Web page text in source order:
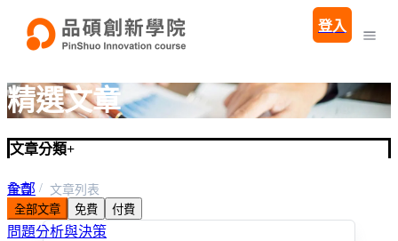
登入
精選文章
文章分類+
全部
企業培訓學程
問題分析與決策
首頁
文章列表
全部文章
免費 付費